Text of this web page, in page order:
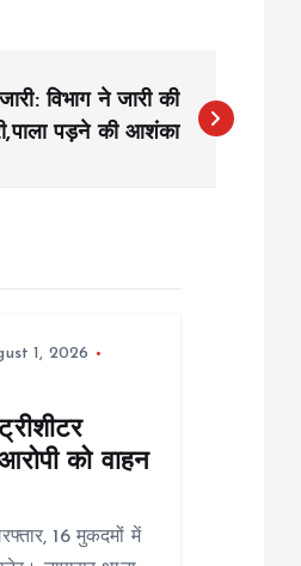
विभाग ने जारी की
पड़ने की आशंका
1, 2026
को वाहन
16 मुकदमों में